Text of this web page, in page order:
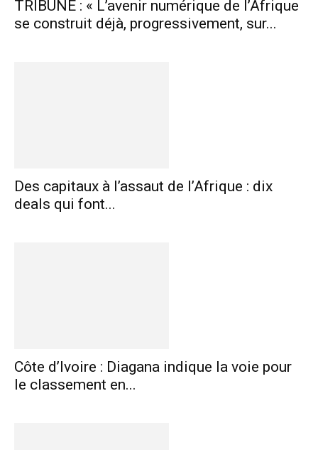
TRIBUNE : « L’avenir numérique de l’Afrique
se construit déjà, progressivement, sur...
Des capitaux à l’assaut de l’Afrique : dix
deals qui font...
Côte d’Ivoire : Diagana indique la voie pour
le classement en...